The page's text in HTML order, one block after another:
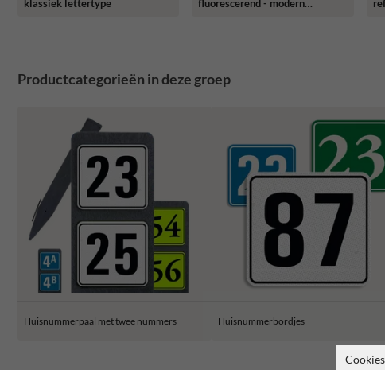
klassiek lettertype
fluorescerend - modern
Productcategorieën in deze groep
Huisnummerpaal met twee nummers Huisnummerbordjes
Cookies